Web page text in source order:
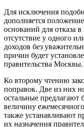
Для исключения
дополняется
оснований для отказа в
отсутствие у одного
доходов без
причин будет
правительства Москвы.
Ко второму чтению
поправок. Две из них
остальные предлагают
величину
также устанавливают
их назначения